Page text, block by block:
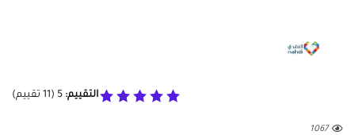
التقييم: 5
(
11 تقييم)
1067